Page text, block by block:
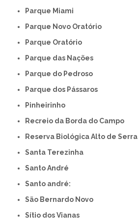
Parque Miami
Parque Novo Oratório
Parque Oratório
Parque das Nações
Parque do Pedroso
Parque dos Pássaros
Pinheirinho
Recreio da Borda do Campo
Reserva Biológica Alto de Serra
Santa Terezinha
Santo André
Santo andré:
São Bernardo Novo
Sítio dos Vianas